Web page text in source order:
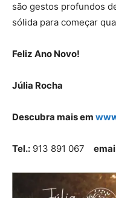
são gestos profundos
sólida para começar
Feliz Ano Novo!
Júlia Rocha
Descubra mais em
Tel.: 913 891 067